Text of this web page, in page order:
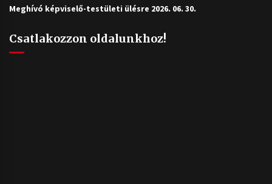
Meghívó képviselő-testületi ülésre 2026. 06. 30.
Csatlakozzon oldalunkhoz!